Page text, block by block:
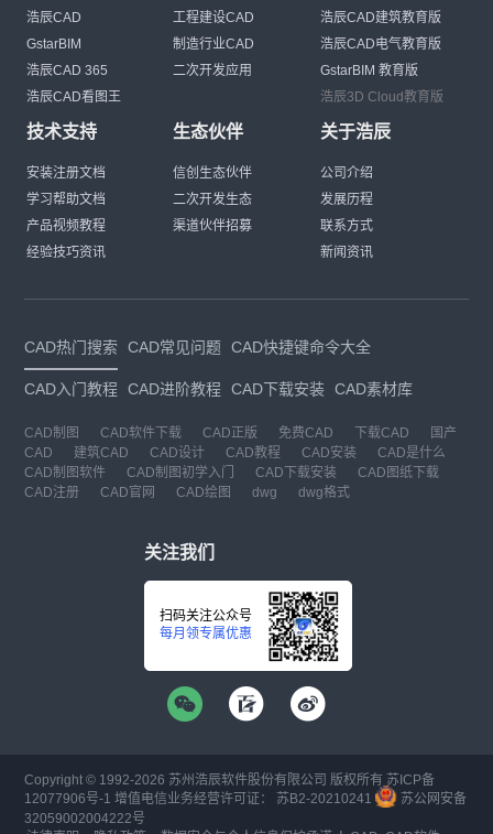
浩辰CAD
GstarBIM
浩辰CAD 365
浩辰CAD看图王
工程建设CAD
制造行业CAD
二次开发应用
浩辰CAD建筑教育版
浩辰CAD电气教育版
GstarBIM 教育版
浩辰3D Cloud教育版
技术支持
安装注册文档
学习帮助文档
产品视频教程
经验技巧资讯
生态伙伴
信创生态伙伴
二次开发生态
渠道伙伴招募
关于浩辰
公司介绍
发展历程
联系方式
新闻资讯
CAD热门搜索 CAD常见问题 CAD快捷键命令大全
CAD入门教程 CAD进阶教程 CAD下载安装 CAD素材库
CAD制图 CAD软件下载 CAD正版 免费CAD 下载CAD
国产
CAD
建筑CAD CAD设计 CAD教程 CAD安装
CAD是什么
CAD制图软件
CAD制图初学入门 CAD下载安装
CAD图纸下载
CAD注册
CAD官网 CAD绘图 dwg dwg格式
关注我们
扫码关注公众号
每月领专属优惠
Copyright © 1992-2026 苏州浩辰软件股份有限公司 版权所有 苏ICP备
12077906号-1 增值电信业务经营许可证： 苏B2-20210241
苏公网安备
32059002004222号